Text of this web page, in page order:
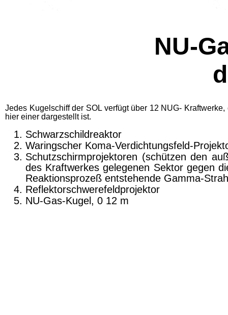
NU-
Jedes Kugelschiff der SOL verfügt über 12 NUG-
hier einer dargestellt ist.
Schwarzschildreaktor
Waringscher Koma-Verdichtungsfeld-
Schutzschirmprojektoren (schützen den
des Kraftwerkes gelegenen Sektor gegen
Reaktionsprozeß entstehende Gam­ma-
Reflektorschwerefeldprojektor
NU-Gas-Kugel, 0 12 m